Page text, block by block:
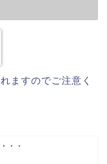
ますのでご注意く
・・